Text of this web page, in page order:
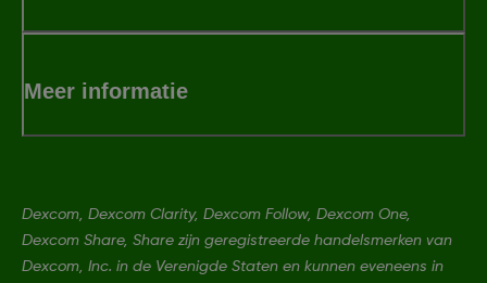
Meer informatie
Dexcom, Dexcom Clarity, Dexcom Follow, Dexcom One,
Dexcom Share, Share zijn geregistreerde handelsmerken van
Dexcom, Inc. in de Verenigde Staten en kunnen eveneens in